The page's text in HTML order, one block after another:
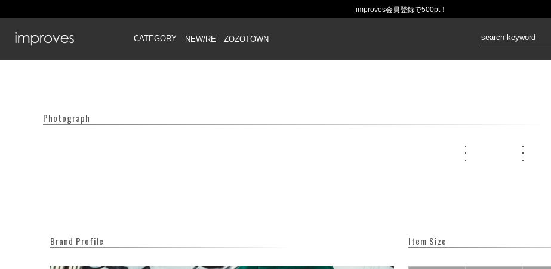
improves会員登録で500pt！
CATEGORY NEW/RE ZOZOTOWN
Photograph
Brand Profile Item Size